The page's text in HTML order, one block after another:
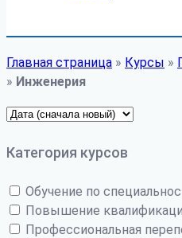
Главная страница » Курсы »
» Инженерия
Категория курсов
Обучение по
Повышение
Профессиональная